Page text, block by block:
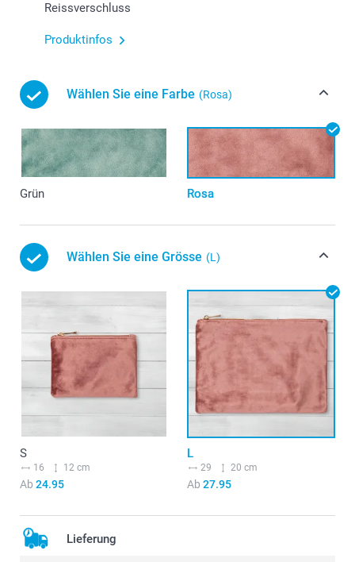
Reissverschluss
Produktinfos
Wählen Sie eine Farbe (Rosa)
Grün Rosa
Wählen Sie eine Grösse (L)
S
16 12 cm
Ab 24.95
L
29 20 cm
Ab 27.95
Lieferung